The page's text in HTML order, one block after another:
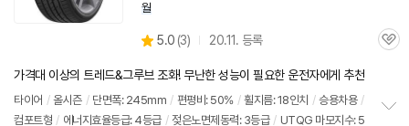
월
별
점
5.0 (상
리
뷰
3) 20.11. 등록
관
가격대 이상의 트레드&그루브 조화! 무난한 성능이 필요한 운전자에게 추천
타이어 / 올시즌 / 단면폭: 245mm / 편평비: 50% / 휠지름: 18인치 / 승용차용 /
컴포트형 / 에너지효율등급: 4등급 / 젖은노면제동력: 3등급 / UTQG 마모지수: 5